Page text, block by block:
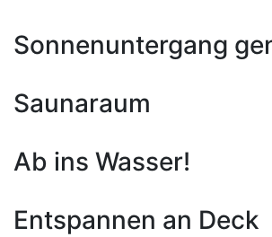
Sonnenuntergang
Saunaraum
Ab ins Wasser!
Entspannen an Deck